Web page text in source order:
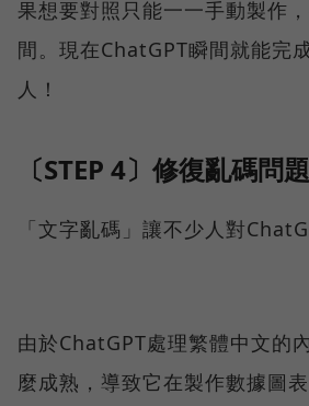
果想要對照只能一一手動製作
間。現在ChatGPT瞬間就能完
人！
〔STEP 4〕修復亂碼問題
「文字亂碼」讓不少人對
由於ChatGPT處理繁體中文的
麼成熟，導致它在製作數據圖